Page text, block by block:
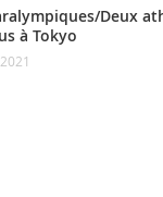
Deux
à Tokyo